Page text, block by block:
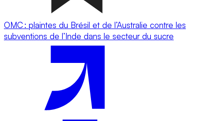
OMC : plaintes du Brésil et de l’Australie contre les
subventions de l’Inde dans le secteur du sucre